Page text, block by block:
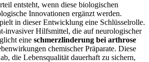
entsteht, wenn diese biologischen
Innovationen ergänzt werden.
in dieser Entwicklung eine Schlüsselrolle.
invasiver Hilfsmittel, die auf neurologischer
eine schmerzlinderung bei arthrose
chemischer Präparate. Diese
die Lebensqualität dauerhaft zu sichern,